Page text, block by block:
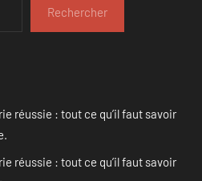
Rechercher
réussie : tout ce qu’il faut savoir
réussie : tout ce qu’il faut savoir